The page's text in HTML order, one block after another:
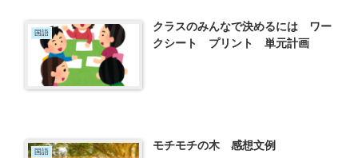
国語
クラスのみんなで決めるには ワー
クシート プリント 単元計画
国語 モチモチの木 感想文例